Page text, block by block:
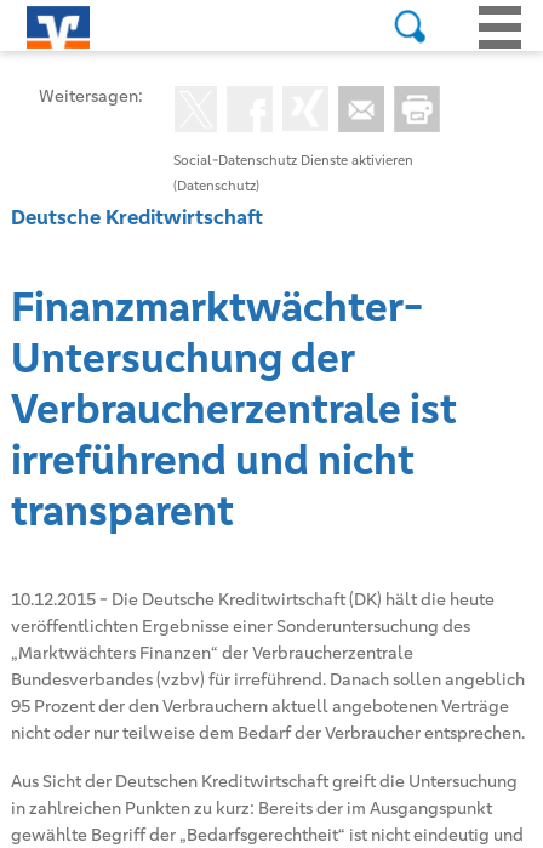
Social-Datenschutz Dienste aktivieren
(Datenschutz)
Weitersagen:
Deutsche Kreditwirtschaft
Finanzmarktwächter-
Untersuchung der
Verbraucherzentrale ist
irreführend und nicht
transparent
10.12.2015- Die Deutsche Kreditwirtschaft (DK) hält die heute
veröffentlichten Ergebnisse einer Sonderuntersuchung des
„Marktwächters Finanzen“ der Verbraucherzentrale
Bundesverbandes (vzbv) für irreführend. Danach sollen angeblich
95 Prozent der den Verbrauchern aktuell angebotenen Verträge
nicht oder nur teilweise dem Bedarf der Verbraucher entsprechen.
Aus Sicht der Deutschen Kreditwirtschaft greift die Untersuchung
in zahlreichen Punkten zu kurz: Bereits der im Ausgangspunkt
gewählte Begriff der „Bedarfsgerechtheit“ ist nicht eindeutig und